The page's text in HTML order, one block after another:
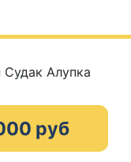
руб